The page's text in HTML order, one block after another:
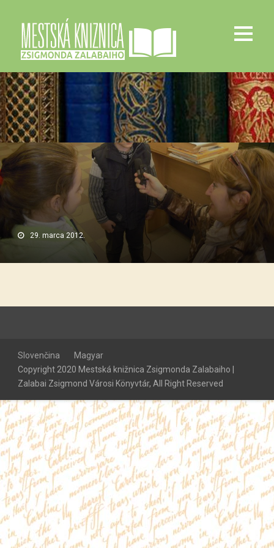
29. marca 2012.
Slovenčina
Magyar
Copyright 2020 Mestská knižnica Zsigmonda Zalabaiho |
Zalabai Zsigmond Városi Könyvtár, All Right Reserved